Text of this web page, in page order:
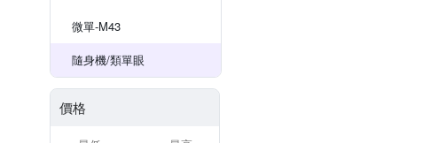
微單-M43
隨身機/類單眼
價格